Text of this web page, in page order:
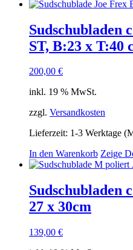
Sudschubladen
ST, B:23 x T:40
200,00 €
inkl. 19 % MwSt.
zzgl. Versandkosten
Lieferzeit: 1-3 Werktage
In den Warenkorb Zeige
Sudschubladen
27 x 30cm
139,00 €